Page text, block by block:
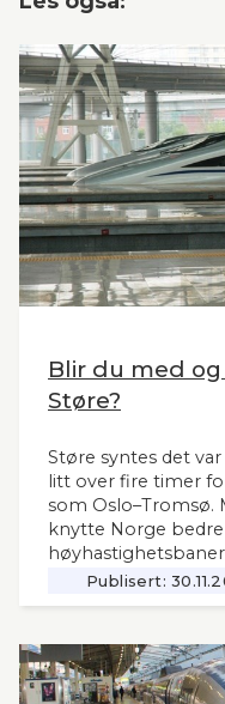
Blir du med
Støre?
Støre syntes det
litt over fire timer
som Oslo–Tromsø.
knytte Norge
jernbanemidlene
Markedet,
vanskelig for å se.
sekretær i
kronikken sin i
Publisert: